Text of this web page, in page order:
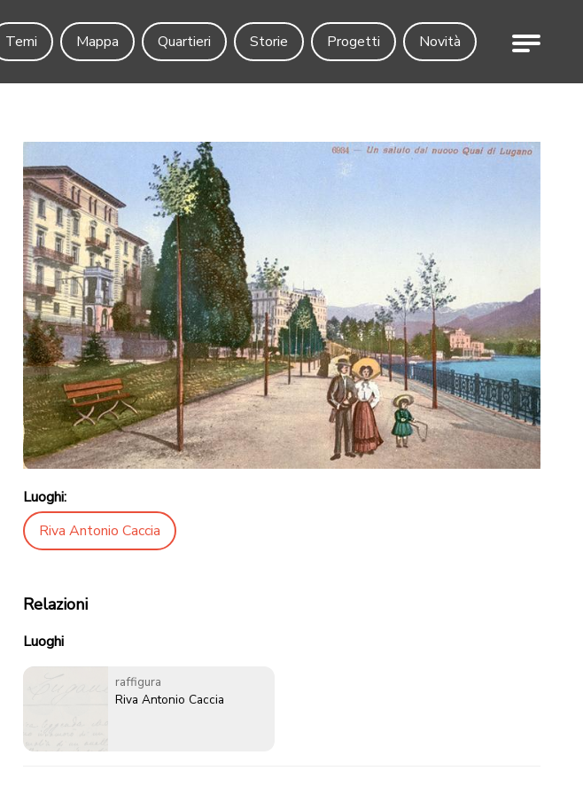
Temi
Mappa Quartieri Storie Progetti Novità Menu
Luoghi:
Riva Antonio Caccia
Relazioni
Luoghi
raffigura
Riva Antonio Caccia